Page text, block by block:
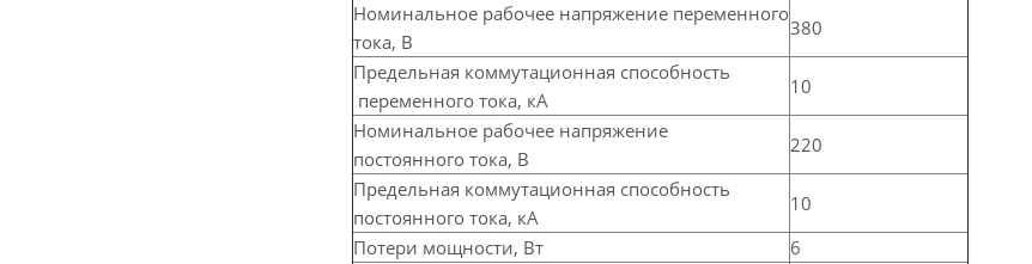
Номинальное рабочее напряжение переменного
тока, В
380
Предельная коммутационная способность
переменного тока, кА
10
Номинальное рабочее напряжение
постоянного тока, В
220
Предельная коммутационная способность
постоянного тока, кА
10
Потери мощности, Вт
6